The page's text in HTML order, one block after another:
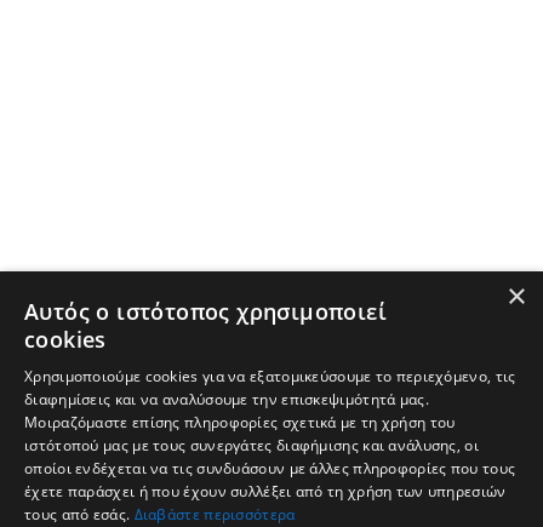
×
Αυτός ο ιστότοπος χρησιμοποιεί
cookies
Χρησιμοποιούμε cookies για να εξατομικεύσουμε το περιεχόμενο, τις
διαφημίσεις και να αναλύσουμε την επισκεψιμότητά μας.
Μοιραζόμαστε επίσης πληροφορίες σχετικά με τη χρήση του
ιστότοπού μας με τους συνεργάτες διαφήμισης και ανάλυσης, οι
οποίοι ενδέχεται να τις συνδυάσουν με άλλες πληροφορίες που τους
έχετε παράσχει ή που έχουν συλλέξει από τη χρήση των υπηρεσιών
τους από εσάς. Διαβάστε περισσότερα